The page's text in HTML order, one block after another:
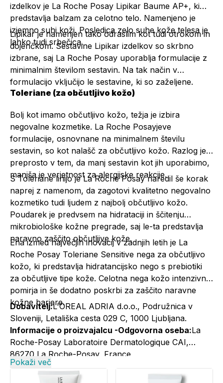
izdelkov je La Roche Posay Lipikar Baume AP+, ki
predstavlja balzam za celotno telo. Namenjeno je
izjemno suhi koži. Posledica zelo suhe kože telesa je
lahko tudi srbečica.
Lipikar je namenjen tako odraslim kot tudi otrokom in
dojenčkom. Sestavine Lipikar izdelkov so skrbno
izbrane, saj La Roche Posay uporablja formulacije z
minimalnim številom sestavin. Na tak način v
formulacijo vključijo le sestavine, ki so zaželjene.
Toleriane (za občutljivo kožo)
Bolj kot imamo občutljivo kožo, težja je izbira
negovalne kozmetike. La Roche Posayjeve
formulacije, osnovnane na minimalnem številu
sestavin, so kot nalašč za občutljivo kožo. Razlog je
preprosto v tem, da manj sestavin kot jih uporabimo,
manjša je verjetnost za alergijske reakcije.
S Toleriane linijo je La Roche Posay naredil še korak
naprej z namenom, da zagotovi kvalitetno negovalno
kozmetiko tudi ljudem z najbolj občutljivo kožo.
Poudarek je predvsem na hidrataciji in ščitenju
mikrobiološke kožne pregrade, saj le-ta predstavlja
naravno zaščito občutljive kože.
Ena izmed največjih inovacij v zadnjih letih je La
Roche Posay Toleriane Sensitive nega za občutljivo
kožo, ki predstavlja hidratancijsko nego s prebiotiki
za občutljive tipe kože. Celotna nega kožo intenzivno
pomirja in še dodatno poskrbi za zaščito naravne
kožne bariere.
Dobavitelj:L'OREAL ADRIA d.o.o., Podružnica v
Sloveniji, Letališka cesta 029 C, 1000 Ljubljana.
Informacije o proizvajalcu -Odgovorna oseba:La
Roche-Posay Laboratoire Dermatologique CAI,
86270 La Roche-Posay, France
Informacije o proizvajalcu -Elektronski kontaktni
Pokaži več